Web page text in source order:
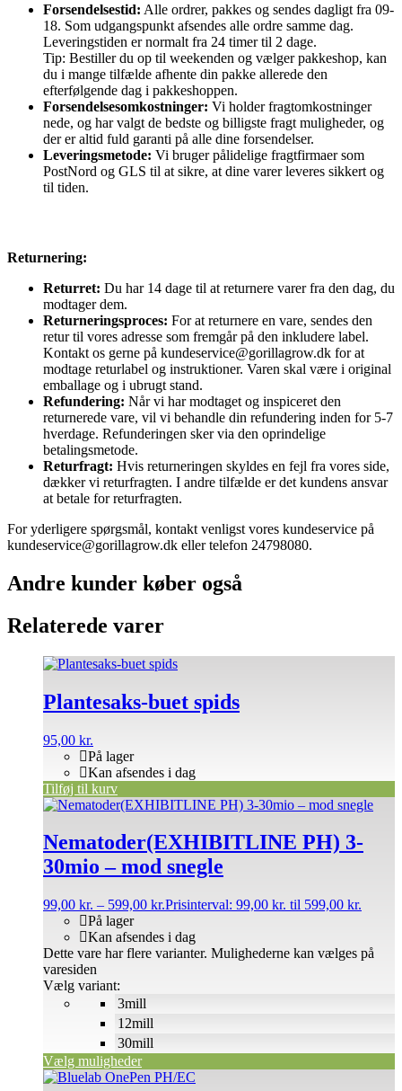
Forsendelsestid: Alle ordrer, pakkes og sendes dagligt fra 09-
18. Som udgangspunkt afsendes alle ordre samme dag.
Leveringstiden er normalt fra 24 timer til 2 dage.
Tip: Bestiller du op til weekenden og vælger pakkeshop, kan
du i mange tilfælde afhente din pakke allerede den
efterfølgende dag i pakkeshoppen.
Forsendelsesomkostninger: Vi holder fragtomkostninger
nede, og har valgt de bedste og billigste fragt muligheder, og
der er altid fuld garanti på alle dine forsendelser.
Leveringsmetode: Vi bruger pålidelige fragtfirmaer som
PostNord og GLS til at sikre, at dine varer leveres sikkert og
til tiden.
Returnering:
Returret: Du har 14 dage til at returnere varer fra den dag, du
modtager dem.
Returneringsproces: For at returnere en vare, sendes den
retur til vores adresse som fremgår på den inkludere label.
Kontakt os gerne på kundeservice@gorillagrow.dk for at
modtage returlabel og instruktioner. Varen skal være i original
emballage og i ubrugt stand.
Refundering: Når vi har modtaget og inspiceret den
returnerede vare, vil vi behandle din refundering inden for 5-7
hverdage. Refunderingen sker via den oprindelige
betalingsmetode.
Returfragt: Hvis returneringen skyldes en fejl fra vores side,
dækker vi returfragten. I andre tilfælde er det kundens ansvar
at betale for returfragten.
For yderligere spørgsmål, kontakt venligst vores kundeservice på
kundeservice@gorillagrow.dk eller telefon 24798080.
Andre kunder køber også
Relaterede varer
Plantesaks-buet spids
95,00 kr.
På lager
Kan afsendes i dag
Tilføj til kurv
Nematoder(EXHIBITLINE PH) 3-
30mio – mod snegle
99,00 kr. – 599,00 kr.Prisinterval: 99,00 kr. til 599,00 kr.
På lager
Kan afsendes i dag
Vælg variant:
Vælg muligheder
Dette vare har flere varianter. Mulighederne kan vælges på
varesiden
3mill
12mill
30mill